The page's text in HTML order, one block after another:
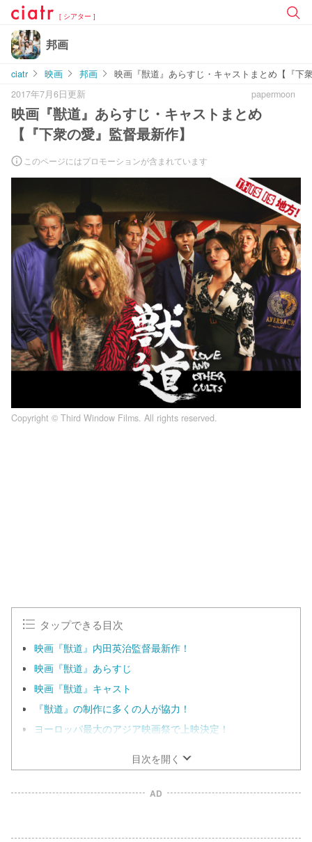
[ シアター ]
邦画
ciatr 映画 邦画
映画『獣道』あらすじ・キャストまとめ【『下
2017年7月6日更新
papermoon
映画『獣道』あらすじ・キャストまとめ
【『下衆の愛』監督最新作】
このページにはプロモーションが含まれています
Copyright © Third Window Films. All rights reserved.
タップできる目次
映画『獣道』内田英治監督最新作！
映画『獣道』あらすじ
映画『獣道』キャスト
『獣道』の制作に多くの人が協力！
ヨーロッパ最大のアジア映画祭で上映決定！
目次を開く
AD